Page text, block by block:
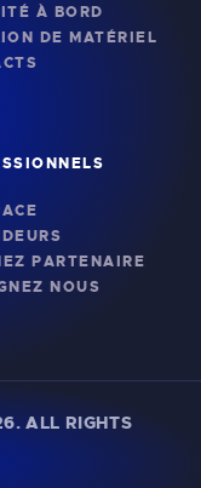
À BORD
DE MATÉRIEL
PARTENAIRE
NOUS
ALL RIGHTS